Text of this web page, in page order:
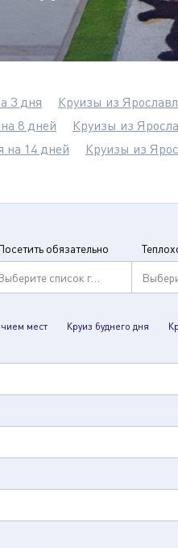
3 дня Круизы из
8 дней Круизы из
на 14 дней Круизы из
обязательно
список городов
мест Круиз буднего дня